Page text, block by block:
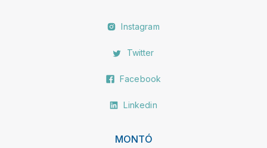
Instagram
Twitter
Facebook
Linkedin
MONTÓ